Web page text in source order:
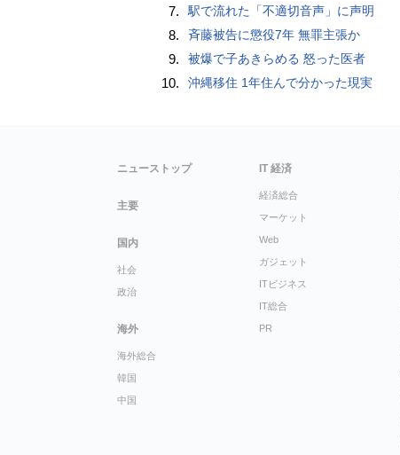
7. 駅で流れた「不適切音声」に声明
8. 斉藤被告に懲役7年 無罪主張か
9. 被爆で子あきらめる 怒った医者
10. 沖縄移住 1年住んで分かった現実
ニューストップ
主要
国内
社会
政治
海外
海外総合
韓国
中国
IT 経済
経済総合
マーケット
Web
ガジェット
ITビジネス
IT総合
PR